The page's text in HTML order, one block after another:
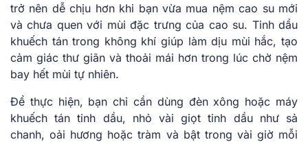
trở nên dễ chịu hơn khi bạn vừa mua nệm cao su mới
và chưa quen với mùi đặc trưng của cao su. Tinh dầu
khuếch tán trong không khí giúp làm dịu mùi hắc, tạo
cảm giác thư giãn và thoải mái hơn trong lúc chờ nệm
bay hết mùi tự nhiên.
Để thực hiện, bạn chỉ cần dùng đèn xông hoặc máy
khuếch tán tinh dầu, nhỏ vài giọt tinh dầu như sả
chanh, oải hương hoặc tràm và bật trong vài giờ mỗi